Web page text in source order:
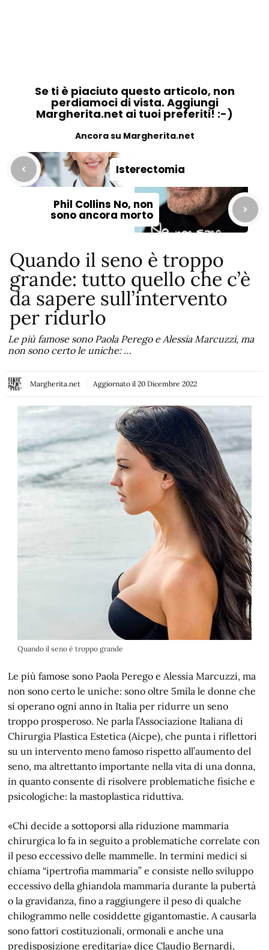
Se ti è piaciuto questo articolo, non
perdiamoci di vista. Aggiungi
Margherita.net ai tuoi preferiti! :-)
Ancora su Margherita.net
Isterectomia
Phil Collins No, non
sono ancora morto
Quando il seno è troppo
grande: tutto quello che c’è
da sapere sull’intervento
per ridurlo
Le più famose sono Paola Perego e Alessia Marcuzzi, ma
non sono certo le uniche: …
Margherita.net Aggiornato il 20 Dicembre 2022
Quando il seno è troppo grande
Le più famose sono Paola Perego e Alessia Marcuzzi, ma
non sono certo le uniche: sono oltre 5mila le donne che
si operano ogni anno in Italia per ridurre un seno
troppo prosperoso. Ne parla l’Associazione Italiana di
Chirurgia Plastica Estetica (Aicpe), che punta i riflettori
su un intervento meno famoso rispetto all’aumento del
seno, ma altrettanto importante nella vita di una donna,
in quanto consente di risolvere problematiche fisiche e
psicologiche: la mastoplastica riduttiva.
«Chi decide a sottoporsi alla riduzione mammaria
chirurgica lo fa in seguito a problematiche correlate con
il peso eccessivo delle mammelle. In termini medici si
chiama “ipertrofia mammaria” e consiste nello sviluppo
eccessivo della ghiandola mammaria durante la pubertà
o la gravidanza, fino a raggiungere il peso di qualche
chilogrammo nelle cosiddette gigantomastie. A causarla
sono fattori costituzionali, ormonali e anche una
predisposizione ereditaria» dice Claudio Bernardi,